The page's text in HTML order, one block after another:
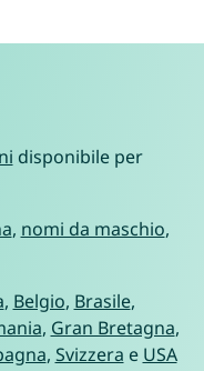
disponibile per
, nomi da maschio,
, Belgio, Brasile,
, Gran Bretagna,
, Svizzera e USA